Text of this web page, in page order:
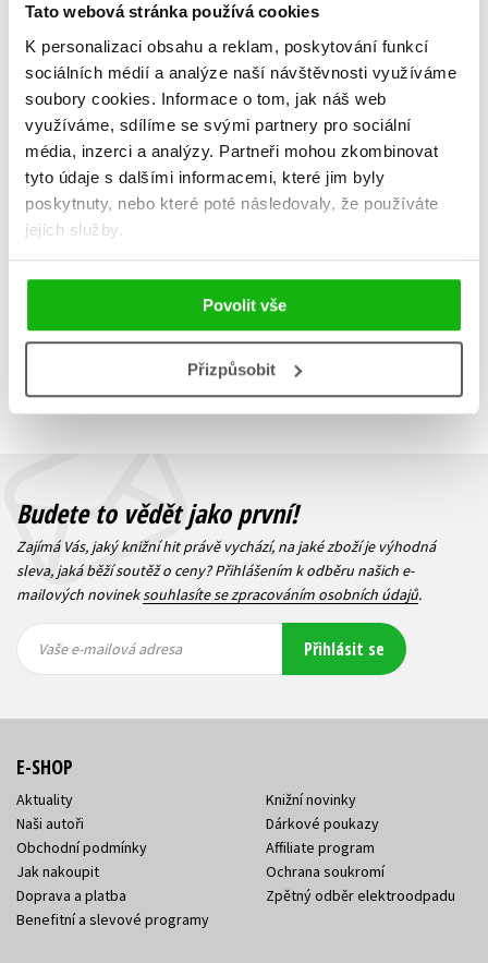
Tato webová stránka používá cookies
K personalizaci obsahu a reklam, poskytování funkcí
sociálních médií a analýze naší návštěvnosti využíváme
soubory cookies. Informace o tom, jak náš web
využíváme, sdílíme se svými partnery pro sociální
média, inzerci a analýzy. Partneři mohou zkombinovat
tyto údaje s dalšími informacemi, které jim byly
poskytnuty, nebo které poté následovaly, že používáte
jejich služby.
Povolit vše
Přizpůsobit
Neznámí hrdinové mluvili i
německy (audiokniha)
215 Kč 269 Kč
Do košíku
Neznámí hrdinové mluvili i
německy
215 Kč 269 Kč
Předchozí 1 Další
Budete to vědět jako první!
Zajímá Vás, jaký knižní hit právě vychází, na jaké zboží je výhodná
sleva, jaká běží soutěž o ceny? Přihlášením k odběru našich e-
mailových novineksouhlasíte se zpracováním osobních údajů.
mailová
mailová
Vaše e-mailová adresa Přihlásit se
E-SHOP
Aktuality
Naši autoři
Obchodní podmínky
Jak nakoupit
Doprava a platba
Benefitní a slevové programy
Knižní novinky
Dárkové poukazy
Affiliate program
Ochrana soukromí
Zpětný odběr elektroodpadu